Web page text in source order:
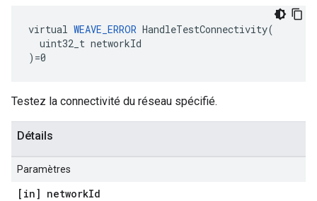
virtual WEAVE_ERROR HandleTestConnectivity(
  uint32_t networkId
)=0
Testez la connectivité du réseau spécifié.
Détails
Paramètres
[in] networkId